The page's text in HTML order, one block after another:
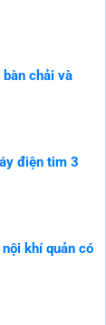
chải và
điện tim 3
khí quản có